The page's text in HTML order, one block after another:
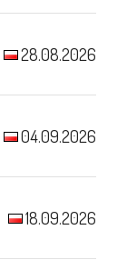
28.08.2026
04.09.2026
18.09.2026